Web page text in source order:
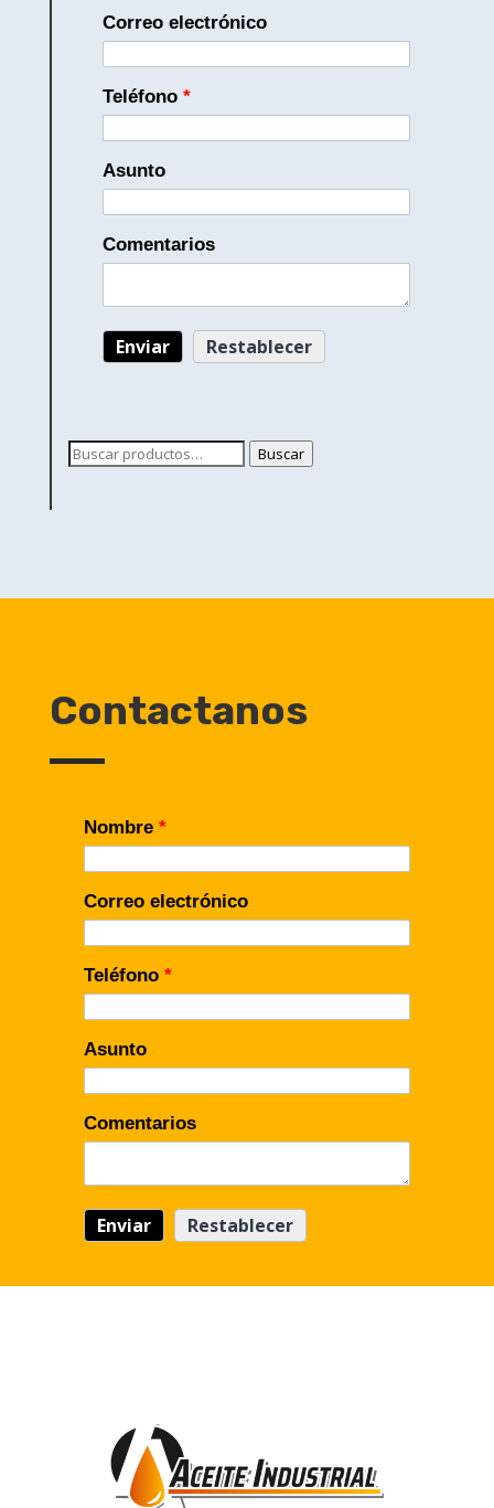
Correo electrónico
Teléfono *
Asunto
Comentarios
Buscar
Buscar
Contactanos
Nombre *
Correo electrónico
Teléfono *
Asunto
Comentarios